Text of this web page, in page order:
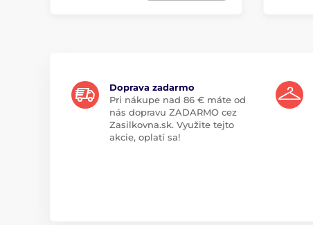
Doprava zadarmo
Pri nákupe nad 86 € máte od
nás dopravu ZADARMO cez
Zasilkovna.sk. Využite tejto
akcie, oplatí sa!